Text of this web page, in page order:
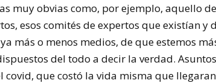
muy obvias como, por ejemplo, aquello
esos comités de expertos que existían y
más o menos medios, de que estemos
del todo a decir la verdad.
covid, que costó la vida misma que